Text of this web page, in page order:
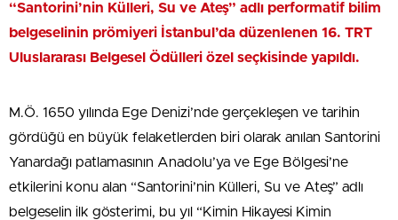
“Santorini’nin Külleri, Su ve Ateş” adlı performatif bilim
belgeselinin prömiyeri İstanbul’da düzenlenen 16. TRT
Uluslararası Belgesel Ödülleri özel seçkisinde yapıldı.
M.Ö. 1650 yılında Ege Denizi’nde gerçekleşen ve tarihin
gördüğü en büyük felaketlerden biri olarak anılan Santorini
Yanardağı patlamasının Anadolu’ya ve Ege Bölgesi’ne
etkilerini konu alan “Santorini’nin Külleri, Su ve Ateş” adlı
belgeselin ilk gösterimi, bu yıl “Kimin Hikayesi Kimin